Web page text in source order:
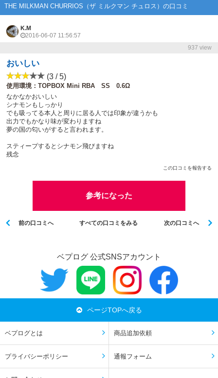
THE MILKMAN CHURRIOS（ザ ミルクマン チュロス）の口コミ
K.M
2016-06-07 11:56:57
937 view
おいしい
(3 / 5)
使用環境：TOPBOX Mini RBA SS 0.6Ω
なかなかおいしい
シナモンもしっかり
でも吸ってる本人と周りに居る人では印象が違うかも
出力でもかなり味が変わりますね
夢の国の匂いがすると言われます。
スティープするとシナモン飛びますね
残念
この口コミを報告する
参考になった
前の口コミへ すべての口コミをみる 次の口コミへ
ベプログ 公式SNSアカウント
ページTOPへ戻る
ベプログとは 商品追加依頼
プライバシーポリシー 通報フォーム